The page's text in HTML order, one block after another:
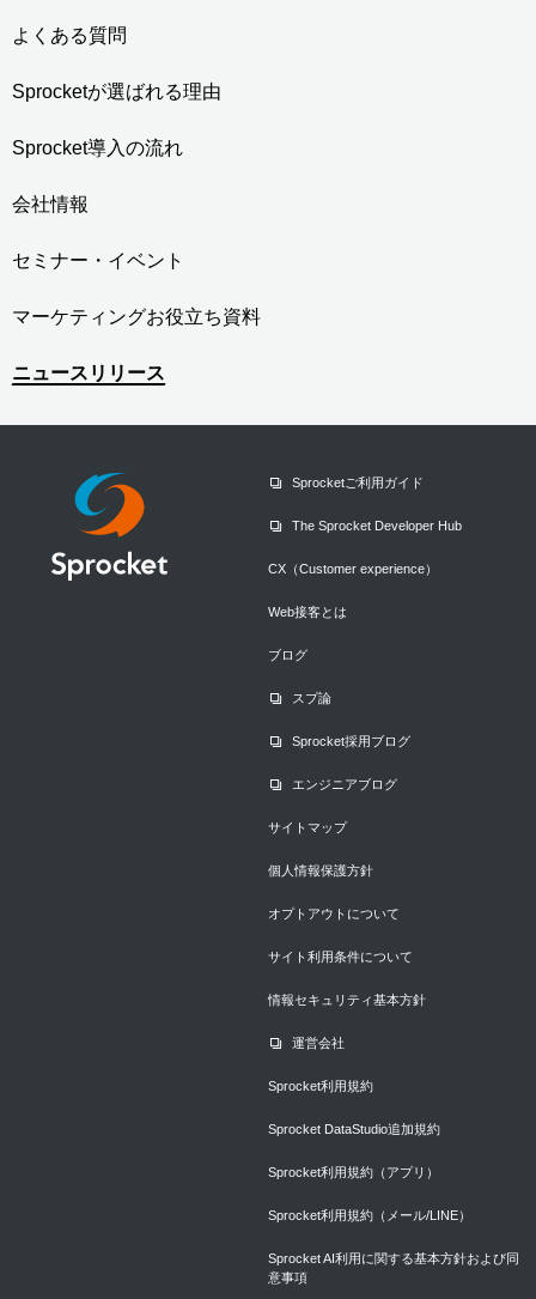
よくある質問
Sprocketが選ばれる理由
Sprocket導入の流れ
会社情報
セミナー・イベント
マーケティングお役立ち資料
ニュースリリース
Sprocketご利用ガイド
The Sprocket Developer Hub
CX（Customer experience）
Web接客とは
ブログ
スプ論
Sprocket採用ブログ
エンジニアブログ
サイトマップ
個人情報保護方針
オプトアウトについて
サイト利用条件について
情報セキュリティ基本方針
運営会社
Sprocket利用規約
Sprocket DataStudio追加規約
Sprocket利用規約（アプリ）
Sprocket利用規約（メール/LINE）
Sprocket AI利用に関する基本方針および同
意事項